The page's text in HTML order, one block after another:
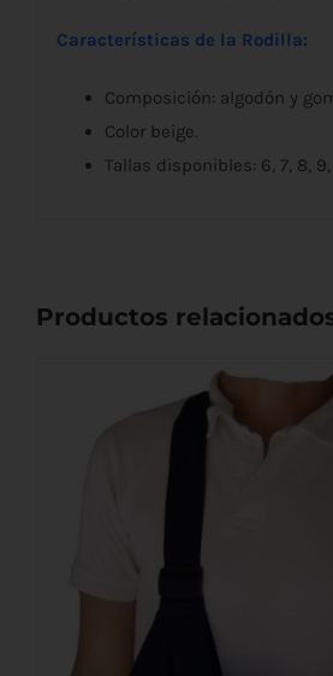
Características de la Rodilla:
Composición: algodón y
Color beige.
Tallas disponibles: 6, 7, 8, 9,
Productos